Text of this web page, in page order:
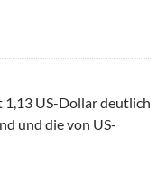
1,13 US-Dollar deutlich
und die von US-